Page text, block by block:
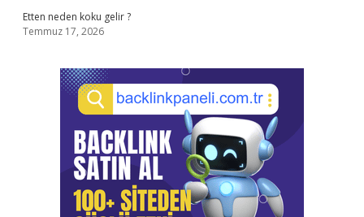
Etten neden koku gelir ?
Temmuz 17, 2026